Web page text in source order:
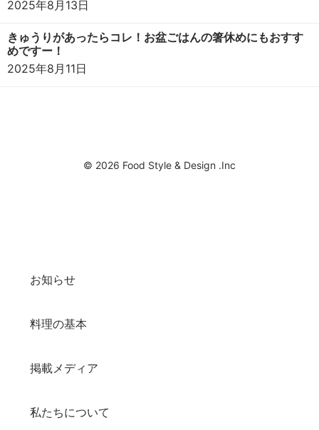
2025年8月13日
きゅうりがあったらコレ！お盆ごはんの箸休めにもおすす
めですー！
2025年8月11日
© 2026 Food Style & Design .Inc
お知らせ
料理の基本
掲載メディア
私たちについて